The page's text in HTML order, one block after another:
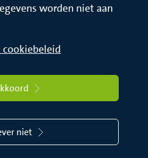
worden niet aan
cookiebeleid
niet